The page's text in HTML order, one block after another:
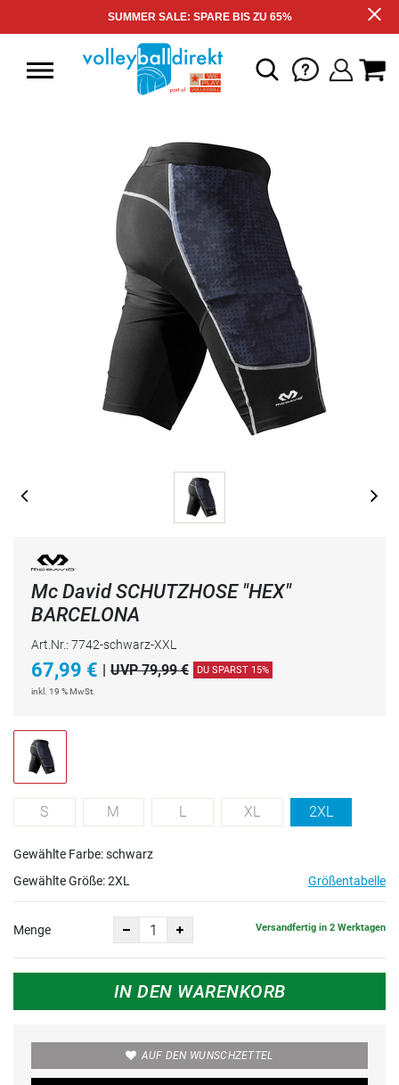
SUMMER SALE: SPARE BIS ZU 65%
Mc David SCHUTZHOSE "HEX"
BARCELONA
Art.Nr.: 7742-schwarz-XXL
67,99 € | UVP 79,99 € DU SPARST 15%
inkl. 19 % MwSt.
S M L XL 2XL
Gewählte Farbe: schwarz
Gewählte Größe:2XL Größentabelle
Menge Versandfertig in 2 Werktagen
IN DEN WARENKORB
AUF DEN WUNSCHZETTEL